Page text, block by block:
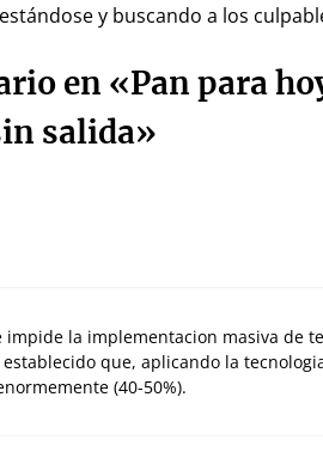
y buscando a los
en «Pan para
salida»
impide la implementacion masiva de
establecido que, aplicando la
(40-50%).